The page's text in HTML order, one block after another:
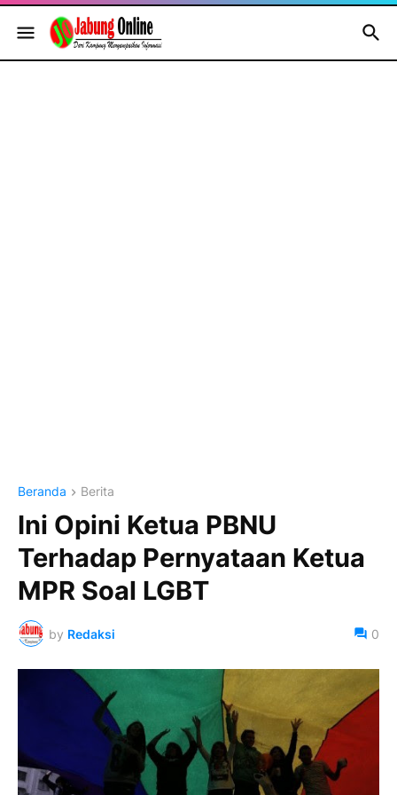
Beranda Berita
Ini Opini Ketua PBNU
Terhadap Pernyataan Ketua
MPR Soal LGBT
by Redaksi 0